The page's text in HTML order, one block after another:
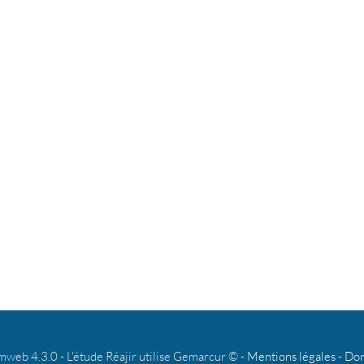
4.3.0 - L'étude Réajir utilise Gemarcur © - Mentions légales-